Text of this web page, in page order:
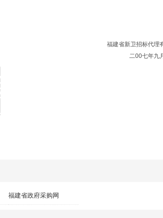
福建省新卫招标代理
二00七年九
福建省政府采购网